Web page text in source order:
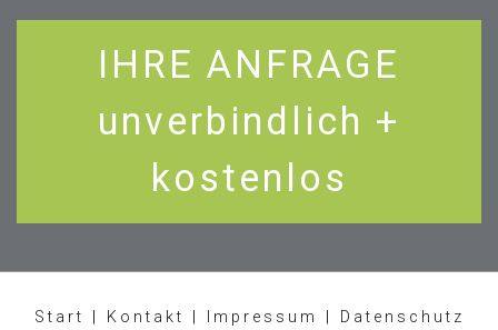
IHRE ANFRAGE
unverbindlich +
kostenlos
Start Kontakt Impressum Datenschutz